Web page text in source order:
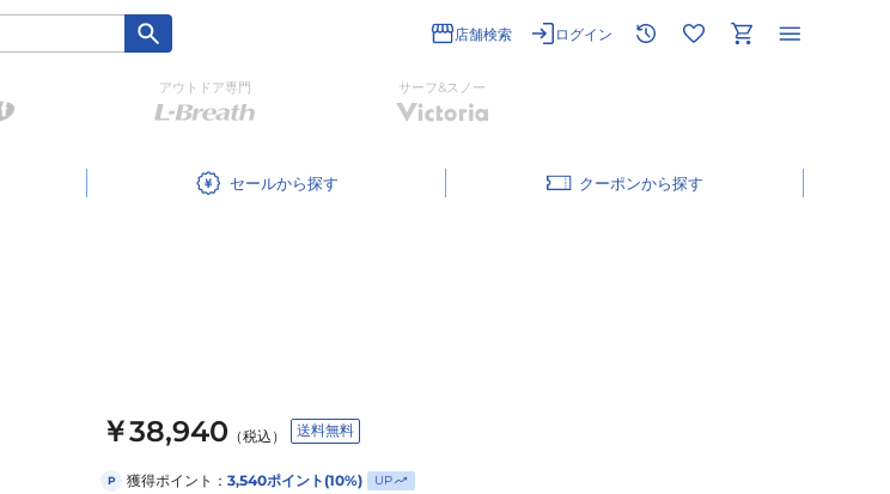
店舗検索 ログイン
アウトドア専門 サーフ&スノー
セール クーポン
￥38,940 （税込） 送料無料
P 獲得ポイント： 3,540ポイント(10%) UP